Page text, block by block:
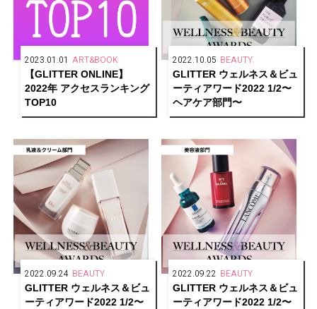
2023.01.01 ART&BOOK
【GLITTER ONLINE】
2022年 アクセスランキング
TOP10
2022.10.05 BEAUTY
GLITTER ウェルネス＆ビュ
ーティアワード2022 1/2〜
ヘアケア部門〜
2022.09.24 BEAUTY
GLITTER ウェルネス＆ビュ
ーティアワード2022 1/2〜
2022.09.22 BEAUTY
GLITTER ウェルネス＆ビュ
ーティアワード2022 1/2〜